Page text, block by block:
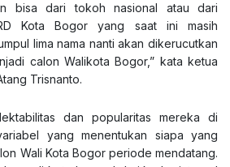
bisa dari tokoh nasional atau dari
Kota Bogor yang saat ini masih
lima nama nanti akan dikerucutkan
calon Walikota Bogor,” kata ketua
Trisnanto.
dan popularitas mereka di
yang menentukan siapa yang
Wali Kota Bogor periode mendatang.